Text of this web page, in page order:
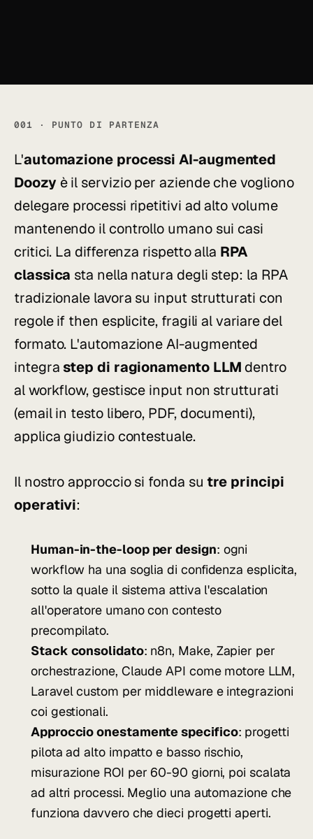
001 · PUNTO DI PARTENZA
L'automazione processi AI-augmented
Doozyè il servizio per aziende che vogliono
delegare processi ripetitivi ad alto volume
mantenendo il controllo umano sui casi
critici. La differenza rispetto alla RPA
classica sta nella natura degli step: la RPA
tradizionale lavora su input strutturati con
regole if then esplicite, fragili al variare del
formato. L'automazione AI-augmented
integra step di ragionamento LLM dentro
al workflow, gestisce input non strutturati
(email in testo libero, PDF, documenti),
applica giudizio contestuale.
Il nostro approccio si fonda sutre principi
operativi:
Human-in-the-loop per design: ogni
workflow ha una soglia di confidenza esplicita,
sotto la quale il sistema attiva l'escalation
all'operatore umano con contesto
precompilato.
Stack consolidato: n8n, Make, Zapier per
orchestrazione, Claude API come motore LLM,
Laravel custom per middleware e integrazioni
coi gestionali.
Approccio onestamente specifico: progetti
pilota ad alto impatto e basso rischio,
misurazione ROI per 60-90 giorni, poi scalata
ad altri processi. Meglio una automazione che
funziona davvero che dieci progetti aperti.